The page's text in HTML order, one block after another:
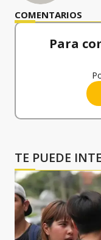
COMENTARIOS
Para
TE PUEDE